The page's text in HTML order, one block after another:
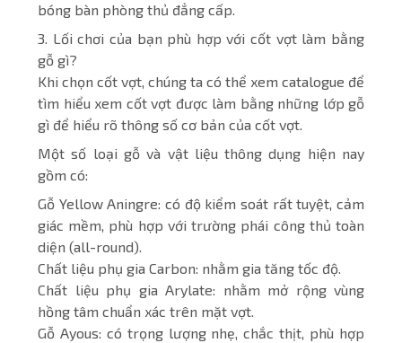
bóng bàn phòng thủ đẳng cấp.
3. Lối chơi của bạn phù hợp với cốt vợt làm bằng
gỗ gì?
Khi chọn cốt vợt, chúng ta có thể xem catalogue để
tìm hiểu xem cốt vợt được làm bằng những lớp gỗ
gì để hiểu rõ thông số cơ bản của cốt vợt.
Một số loại gỗ và vật liệu thông dụng hiện nay
gồm có:
Gỗ Yellow Aningre: có độ kiểm soát rất tuyệt, cảm
giác mềm, phù hợp với trường phái công thủ toàn
diện (all-round).
Chất liệu phụ gia Carbon: nhằm gia tăng tốc độ.
Chất liệu phụ gia Arylate: nhằm mở rộng vùng
hồng tâm chuẩn xác trên mặt vợt.
Gỗ Ayous: có trọng lượng nhẹ, chắc thịt, phù hợp